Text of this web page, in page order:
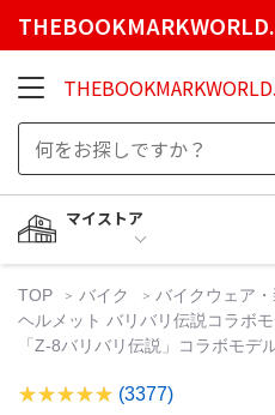
マイストア
TOP バイク バイクウェア
ヘルメット バリバリ伝説コラボ
「Z-8バリバリ伝説」コラボモデ
(3377)